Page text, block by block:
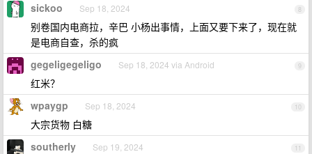
8
sickoo Sep 18, 2024
别卷国内电商拉，辛巴 小杨出事情，上面又要下来了，现在就
是电商自查，杀的疯
9
gegeligegeligo Sep 18, 2024 via Android
红米？
10
wpaygp Sep 18, 2024
大宗货物 白糖
11
southerly Sep 19, 2024